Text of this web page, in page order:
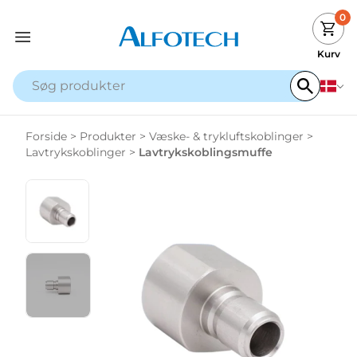
0
Kurv
Forside > Produkter > Væske- & trykluftskoblinger >
Lavtrykskoblinger > Lavtrykskoblingsmuffe